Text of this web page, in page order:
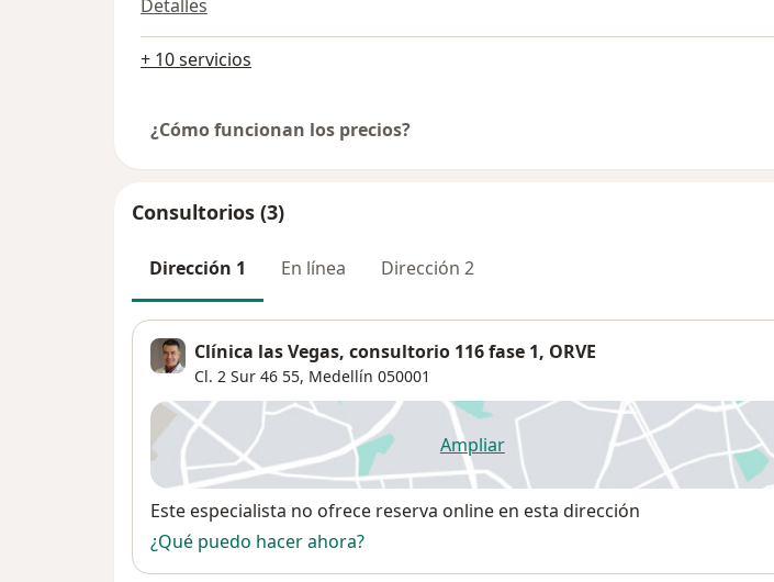
Detalles
+ 10 servicios
¿Cómo funcionan los precios?
Consultorios (3)
Dirección 1 En línea Dirección 2
Clínica las Vegas, consultorio 116 fase 1, ORVE
Cl. 2 Sur 46 55, Medellín 050001
Ampliarse abre en una nueva pestaña
Disponibilidad
Este especialista no ofrece reserva online en esta dirección
¿Qué puedo hacer ahora?